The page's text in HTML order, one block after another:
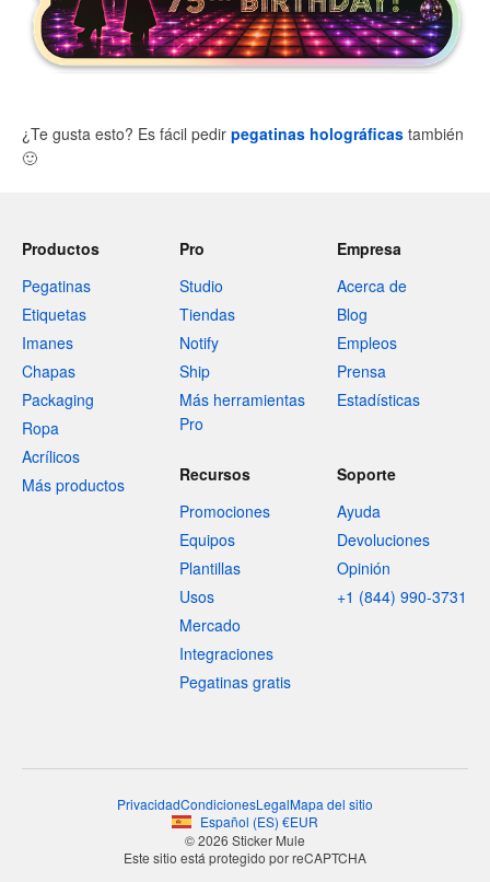
¿Te gusta esto? Es fácil pedir pegatinas holográficas también
🙂
Productos
Pegatinas
Etiquetas
Imanes
Chapas
Packaging
Ropa
Acrílicos
Más productos
Pro
Studio
Tiendas
Notify
Ship
Más herramientas
Pro
Empresa
Acerca de
Blog
Empleos
Prensa
Estadísticas
Recursos
Promociones
Equipos
Plantillas
Usos
Mercado
Integraciones
Pegatinas gratis
Soporte
Ayuda
Devoluciones
Opinión
+1 (844) 990-3731
PrivacidadCondicionesLegalMapa del sitio
Español (ES) €EUR
© 2026 Sticker Mule
Este sitio está protegido por reCAPTCHA